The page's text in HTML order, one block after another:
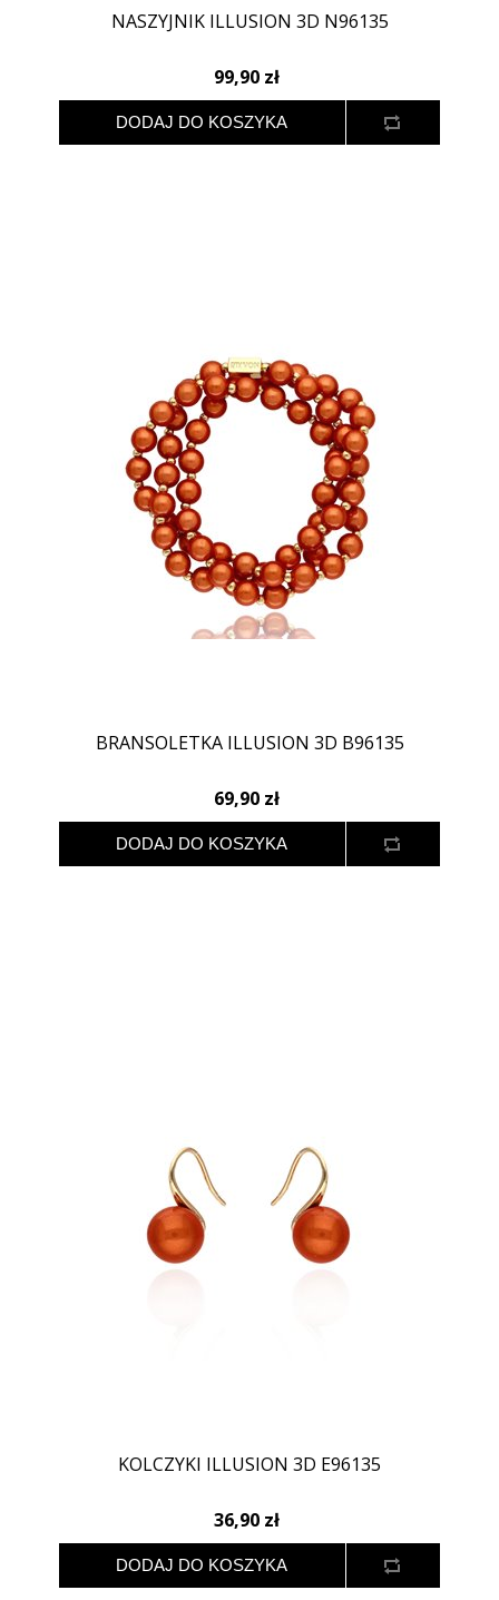
NASZYJNIK ILLUSION 3D N96135
99,90 zł
BRANSOLETKA ILLUSION 3D B96135
69,90 zł
KOLCZYKI ILLUSION 3D E96135
36,90 zł